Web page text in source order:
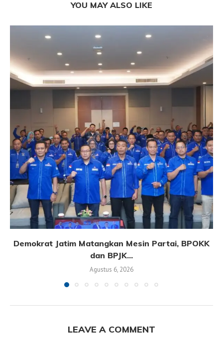
YOU MAY ALSO LIKE
Demokrat Jatim Matangkan Mesin Partai, BPOKK
dan BPJK...
Agustus 6, 2026
LEAVE A COMMENT